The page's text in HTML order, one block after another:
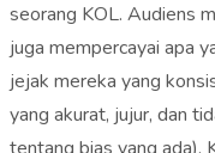
seorang KOL. Audiens
juga mempercayai apa
jejak mereka yang
yang akurat, jujur, dan